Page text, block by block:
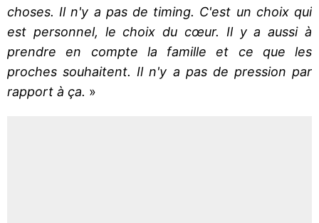
choses. Il n'y a pas de timing. C'est un choix qui
est personnel, le choix du cœur. Il y a aussi à
prendre en compte la famille et ce que les
proches souhaitent. Il n'y a pas de pression par
rapport à ça. »